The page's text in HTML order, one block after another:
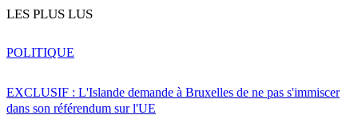
LES PLUS LUS
EXCLUSIF : L'Islande demande à Bruxelles de ne pas s'immiscer
dans son référendum sur l'UE
POLITIQUE